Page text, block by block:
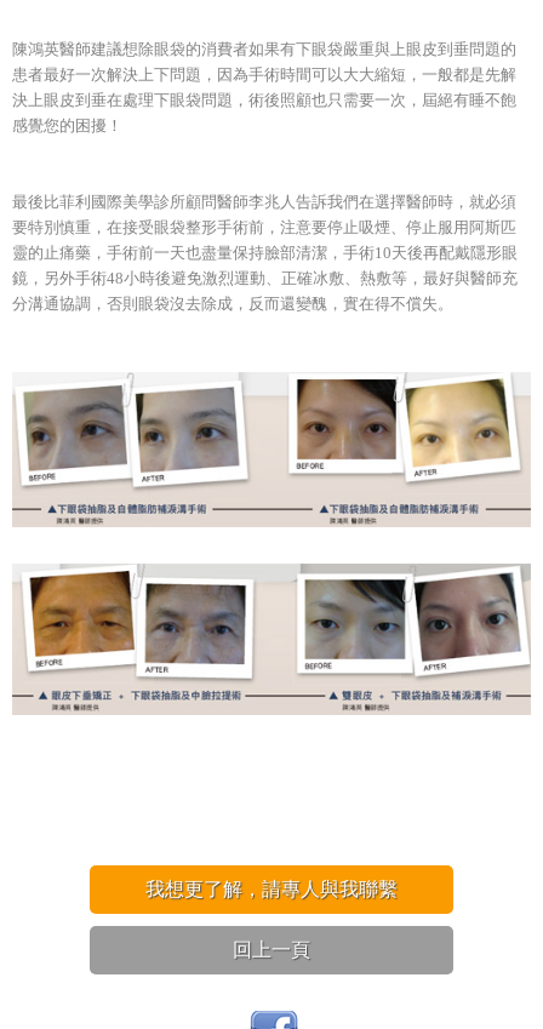
陳鴻英醫師建議想除眼袋的消費者如果有下眼袋嚴重與上眼皮到垂問題的
患者最好一次解決上下問題，因為手術時間可以大大縮短，一般都是先解
決上眼皮到垂在處理下眼袋問題，術後照顧也只需要一次，屆絕有睡不飽
感覺您的困擾！
最後比菲利國際美學診所顧問醫師李兆人告訴我們在選擇醫師時，就必須
要特別慎重，在接受眼袋整形手術前，注意要停止吸煙、停止服用阿斯匹
靈的止痛藥，手術前一天也盡量保持臉部清潔，手術10天後再配戴隱形眼
鏡，另外手術48小時後避免激烈運動、正確冰敷、熱敷等，最好與醫師充
分溝通協調，否則眼袋沒去除成，反而還變醜，實在得不償失。
我想更了解，請專人與我聯繫
回上一頁